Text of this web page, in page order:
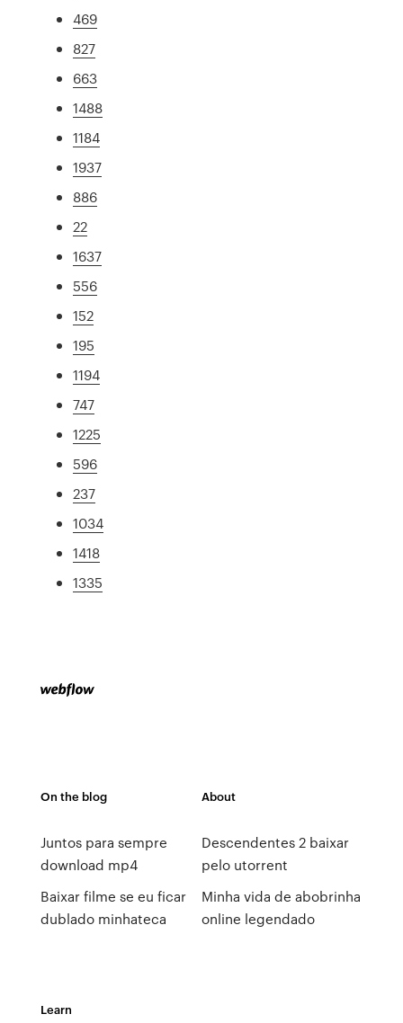
469
827
663
1488
1184
1937
886
22
1637
556
152
195
1194
747
1225
596
237
1034
1418
1335
On the blog
Juntos para sempre
download mp4
Baixar filme se eu ficar
dublado minhateca
About
Descendentes 2 baixar
pelo utorrent
Minha vida de abobrinha
online legendado
Learn